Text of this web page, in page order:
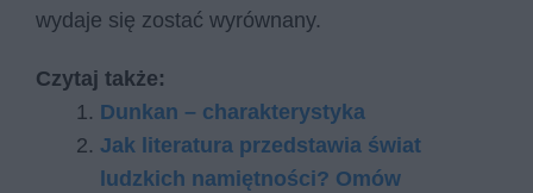
wydaje się zostać wyrównany.
Czytaj także:
Dunkan – charakterystyka
Jak literatura przedstawia świat
ludzkich namiętności? Omów